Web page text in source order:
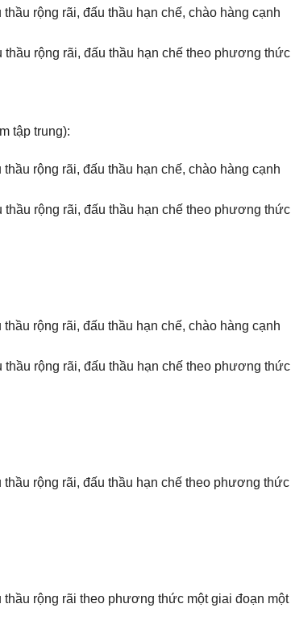
rộng rãi, đấu thầu hạn chế, chào hàng cạnh
rộng rãi, đấu thầu hạn chế theo phương thức
tập trung):
rộng rãi, đấu thầu hạn chế, chào hàng cạnh
rộng rãi, đấu thầu hạn chế theo phương thức
rộng rãi, đấu thầu hạn chế, chào hàng cạnh
rộng rãi, đấu thầu hạn chế theo phương thức
rộng rãi, đấu thầu hạn chế theo phương thức
rộng rãi theo phương thức một giai đoạn một